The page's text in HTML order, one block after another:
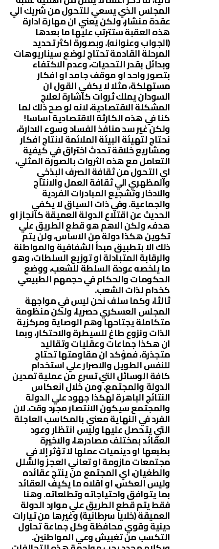
المجلس الذي يسعي للتحول من شريك الي
عقدة منشار، ولكن يعني ان مهارة ادارة
هذه العقبة ستترتب عليها ما بعدها
(الجواب وعنوانه). وبصورة اكثر تحديد
المرحلة القادمة تحتاج لوضع سيناريوهات
وبدائل بقدر التحديات، وعدم الاكتفاء
بتصور واحد او موقف جامد او افكار
مستهلكة، مثلا لا يكفي القول ان
السودان يملك ثروات كاشارة لعلاج
المشكلة الاقتصادية، لانه لو صح ذلك لما
كنا في هذه الكارثة الاقتصادية اساسا!
ولكن غير سد منافذ الفساد وسوء الادارة،
نحتاج لتهيئة البيئة الملائمة لانتاج افكار
ومشاريع خلاقة تحدث اختراق في كيفية
التعامل مع هذه الثروات بالصورة المثلي،
اي التحول من ثقافة الصرف البذخي
والمظهري الي ثقافة العمل والانتاج
والادخار وتشجيع المبادرات الفردية
والجماعية. وفي ذات السياق لا يكفي
الحديث عن اقتلاع الدولة العميقة كانجاز او
هدف، ولكن الاهم هو قطع الطريق علي
تكوين هكذا دولة من الاساس، ولن يتم
ذلك الا بتطبيق مبدأ الشفافية والمواطنة
والرقابة المتبادلة او توزيع السلطات، وهو
ما يلخصه عودة السلطة للشعب، ووضع
الحكومات والحكام في حجمهم الطبيعي
كخدام لذات الشعب.
ثالثا، وكما سلف نحن ليس في مواجهة
المجلس العسكري حصريا، ولكن منظومة
متكاملة يجتاحها وهم الوصاية ومركزية
الذات ونزوع طاغ للسيطرة والاحتكار، وبما
ان هكذا جماعات وعقليات وتقاليد
متجذرة، فمؤكد ان مقاومتها تحتاج
للنفس الطويل والاصرار علي استخدام
كافة الوسائل التي تسرع من عملية تمدين
الدولة والمجتمع. ومن خلال انعكاس
النتائج الباهرة لهكذا جهود علي الدولة
والمجتمع سيكون الانتصار مجرد وقت. لان
الفرد في النهاية معني بالمكاسب العاجلة
التي يتحصل عليها وليس انتظار وعود
العقائد بمختلف مصادرها، والاخيرة
بطبعها او دينميات عملها لا تؤثر إلا في
مجتمعات مازومة او تعاني العجز والشلل
والطغيان، اي المجتمع من ينتج عقائده
وليس العكس، او اقلاه ما يكيف العقائد
بما يتوافق واحتياجاته وتطلعاته. وهنا
فقط يتم قطع الطريق علي موارد الدولة
العميقة (خلايا سرطانية) وغيرها من تيارات
دينية وقوي محافظة وكل جماعة تحاول
التكسب من تغبيش وعي المواطنين.